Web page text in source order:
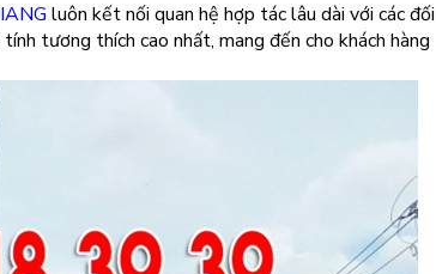
luôn kết nối quan hệ hợp tác lâu dài với các đối
tương thích cao nhất, mang đến cho khách hàng